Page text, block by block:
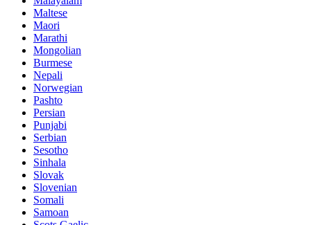
Maltese
Maori
Marathi
Mongolian
Burmese
Nepali
Norwegian
Pashto
Persian
Punjabi
Serbian
Sesotho
Sinhala
Slovak
Slovenian
Somali
Samoan